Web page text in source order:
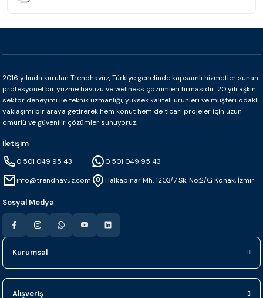
Betsan Vision Luca Grey İç Bükey Köşe (4x4 cm)
Sepete Ekle
2016 yılında kurulan Trendhavuz, Türkiye genelinde kapsamlı hizmetler sunan
profesyonel bir yüzme havuzu ve wellness çözümleri firmasıdır. 20 yılı aşkın
sektör deneyimi ile teknik uzmanlığı, yüksek kaliteli ürünleri ve müşteri odaklı
yaklaşımı bir araya getirerek hem konut hem de ticari projeler için uzun
ömürlü ve güvenilir çözümler sunuyoruz.
İletişim
0 501 049 95 43
info@trendhavuz.com
0 501 049 95 43
Halkapınar Mh. 1203/7 Sk. No:2/G Konak, İzmir
Sosyal Medya
Kurumsal
Alışveriş